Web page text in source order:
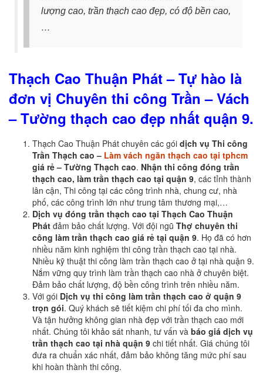
lượng cao, trần thạch cao đẹp, có độ bền cao,
…
Thạch Cao Thuận Phát – Tự hào là
đơn vị Chuyên thi công Trần – Vách
– Tường thạch cao đẹp nhất quận 9.
Thạch Cao Thuận Phát chuyên các gói dịch vụ Thi công
Trần Thạch cao – Làm vách ngăn thạch cao tại tphcm
giá rẻ – Tường Thạch cao. Nhận thi công đóng trần
thạch cao, làm trần thạch cao tại quận 9, các tỉnh thành
lân cận, Thi công tại các công trình nhà, chung cư, nhà
phố, các công trình lớn như trung tâm thương mại,…
Dịch vụ đóng trần thạch cao tại Thạch Cao Thuận
Phát đảm bảo chất lượng. Với đội ngũ Thợ chuyên thi
công làm trần thạch cao giá rẻ tại quận 9. Họ đã có hơn
nhiều năm kinh nghiệm thi công trần thạch cao tại nhà.
Nhiều kỹ thuật thi công làm trần thạch cao ở tại nhà quận 9.
Nắm vững quy trình làm trần thạch cao nhà ở chuyên biệt.
Đảm bảo chất lượng, độ bền công trình trên nhiều năm.
Với gói Dịch vụ thi công làm trần thạch cao ở quận 9
trọn gói. Quý khách sẽ tiết kiệm chi phí tối đa cho mình.
Và tận hưởng không gian nhà đẹp với trần thạch cao mới
nhất. Chúng tôi khảo sát nhanh, tư vấn và báo giá dịch vụ
trần thạch cao tại nhà quận 9 chi tiết nhất. Giá chúng tôi
đưa ra chuẩn xác nhất, đảm bảo không tăng mức phí sau
khi hoàn thành thi công.